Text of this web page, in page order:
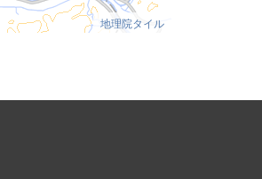
地理院タイル